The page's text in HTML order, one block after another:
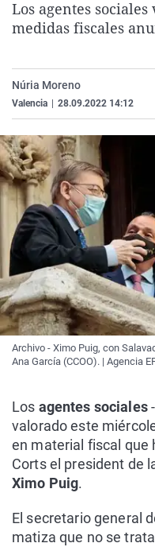
Los agentes
medidas fiscales
Núria Moreno
Valencia 28.09.2022 14:12
Archivo - Ximo Puig, con
Ana García (CCOO). | Agencia
Los agentes sociales
valorado este
en material fiscal que
Corts el president de
Ximo Puig.
El secretario general
matiza que no se